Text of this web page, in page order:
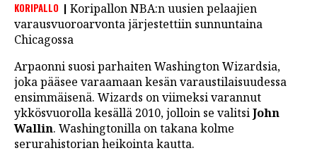
KORIPALLO
Koripallon NBA:n uusien pelaajien
varausvuoroarvonta järjestettiin sunnuntaina
Chicagossa
Arpaonni suosi parhaiten Washington Wizardsia,
joka pääsee varaamaan kesän varaustilaisuudessa
ensimmäisenä. Wizards on viimeksi varannut
ykkösvuorolla kesällä 2010, jolloin se valitsiJohn
Wallin. Washingtonilla on takana kolme
serurahistorian heikointa kautta.
LINTU VAI KALA
46 DENTON ROAD
VIDEOT
PODCASTIT
KOLUMNIT